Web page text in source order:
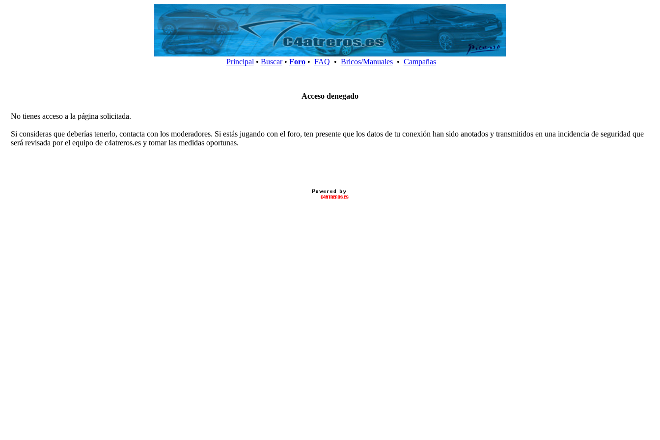
Principal • Buscar• Foro• FAQ • Bricos/Manuales• Campañas
Acceso denegado
No tienes acceso a la página solicitada.
Si consideras que deberías tenerlo, contacta con los moderadores. Si estás jugando con el foro, ten presente que los datos de tu conexión han sido anotados y transmitidos en una incidencia de seguridad que
será revisada por el equipo de c4atreros.es y tomar las medidas oportunas.